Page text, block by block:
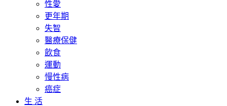
性愛
更年期
失智
醫療保健
飲食
運動
慢性病
癌症
生 活